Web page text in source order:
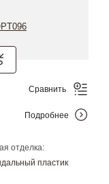
отделка:
пластик
Сравнить
Подробнее